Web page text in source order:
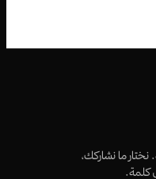
ما نشاركك،
كلمة.